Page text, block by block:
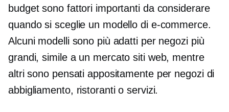
budget sono fattori importanti da considerare
quando si sceglie un modello di e-commerce.
Alcuni modelli sono più adatti per negozi più
grandi,simile a un mercato siti web, mentre
altri sono pensati appositamente per negozi di
abbigliamento, ristoranti o servizi.